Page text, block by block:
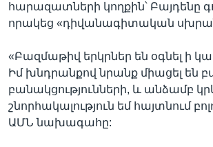
հարազատների կողքին՝ Բայդենը
որակեց «դիվանագիտական
«Բազմաթիվ երկրներ են օգնել ի
Իմ խնդրանքով նրանք միացել են
բանակցությունների, և անձամբ
շնորհակալություն եմ հայտնում
ԱՄՆ նախագահը: